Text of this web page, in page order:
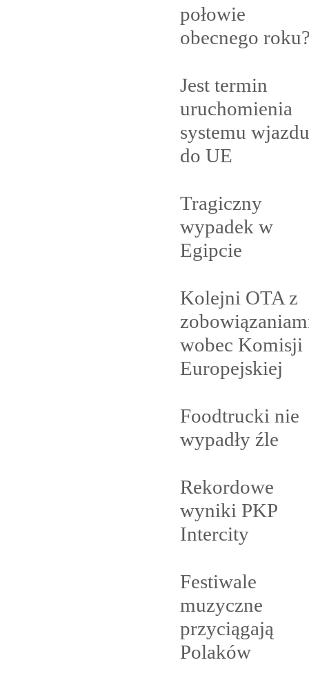
połowie
obecnego
Jest termin
uruchomienia
systemu wjazdu
do UE
Tragiczny
wypadek w
Egipcie
Kolejni OTA z
wobec Komisji
Europejskiej
Foodtrucki nie
wypadły źle
Rekordowe
wyniki PKP
Intercity
Festiwale
muzyczne
przyciągają
Polaków